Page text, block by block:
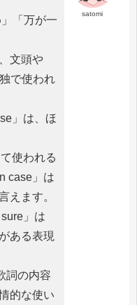
satomi
「万が一
文頭や
で使われ
」は、ほ
使われる
case」は
えます。
」は
ある表現
詞の内容
的な使い